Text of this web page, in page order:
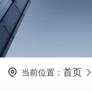
当前位置： 首页